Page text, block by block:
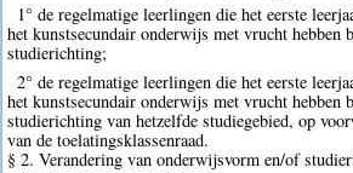
1° de regelmatige leerlingen die het eerste
het kunstsecundair onderwijs met vrucht hebben
studierichting;
2° de regelmatige leerlingen die het eerste
het kunstsecundair onderwijs met vrucht hebben
studierichting van hetzelfde studiegebied, op
van de toelatingsklassenraad.
§ 2. Verandering van onderwijsvorm en/of